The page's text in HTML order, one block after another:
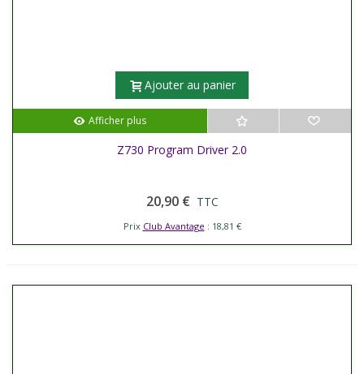
Ajouter au panier
Afficher plus
Z730 Program Driver 2.0
20,90 € TTC
Prix Club Avantage : 18,81 €